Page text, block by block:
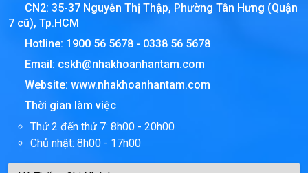
CN2: 35-37 Nguyễn Thị Thập, Phường Tân Hưng (Quận
7 cũ), Tp.HCM
Hotline: 1900 56 5678 - 0338 56 5678
Email: cskh@nhakhoanhantam.com
Website: www.nhakhoanhantam.com
Thời gian làm việc
Thứ 2 đến thứ 7: 8h00 - 20h00
Chủ nhật: 8h00 - 17h00